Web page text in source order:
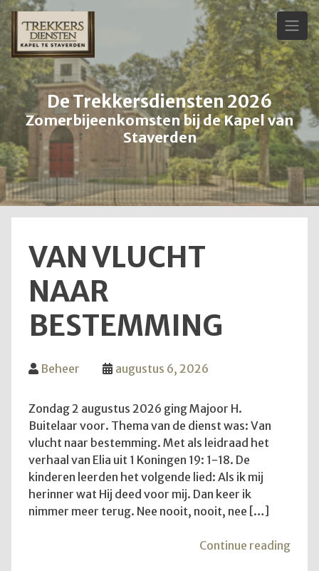
Skip
to
content
De Trekkersdiensten 2026
Zomerbijeenkomsten bij de Kapel van
Staverden
VAN VLUCHT
NAAR
BESTEMMING
Beheer augustus 6, 2026
Zondag 2 augustus 2026 ging Majoor H.
Buitelaar voor. Thema van de dienst was: Van
vlucht naar bestemming. Met als leidraad het
verhaal van Elia uit 1 Koningen 19: 1-18. De
kinderen leerden het volgende lied: Als ik mij
herinner wat Hij deed voor mij. Dan keer ik
nimmer meer terug. Nee nooit, nooit, nee […]
Continue reading"Van